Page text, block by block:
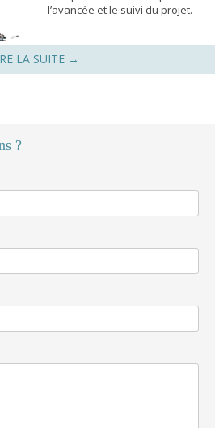
l’avancée et le suivi du projet.
LA SUITE →
?